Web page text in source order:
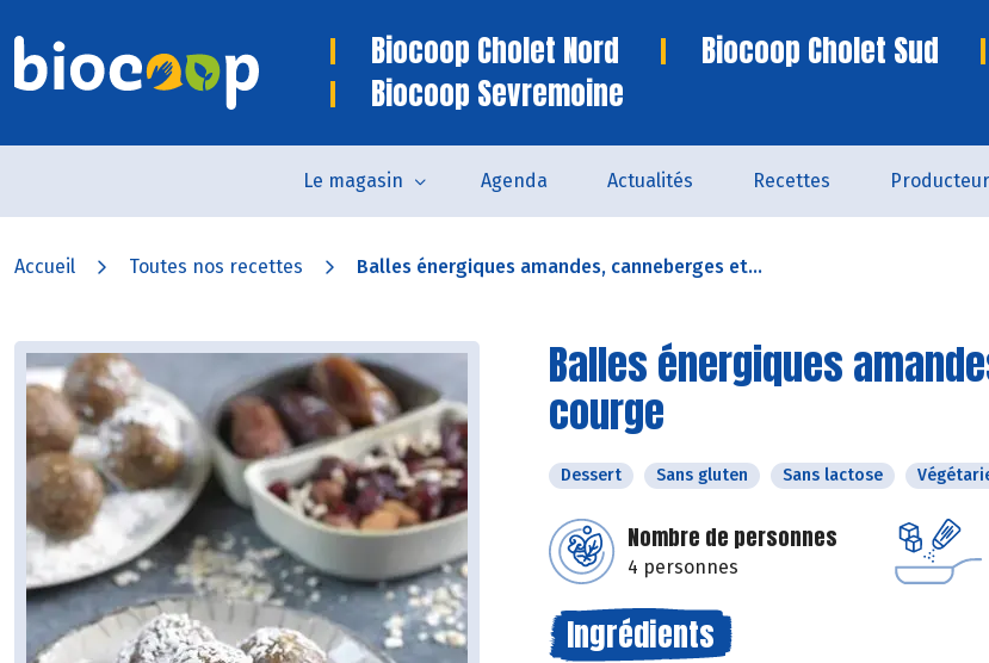
Biocoop Cholet Nord Biocoop Cholet Sud
Biocoop Sevremoine
Le magasin Agenda Actualités Recettes
Accueil Toutes nos recettes Balles énergiques amandes, canneberges et...
Balles énergiques
courge
Dessert Sans gluten Sans lactose
Nombre de personnes
4 personnes
Ingrédients